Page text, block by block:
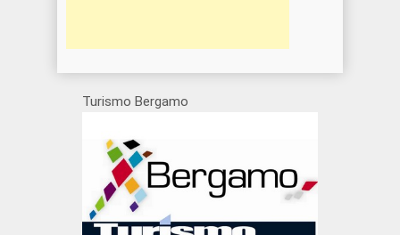
Turismo Bergamo